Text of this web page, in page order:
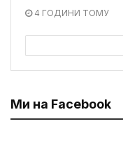
4 ГОДИНИ ТОМУ
Ми на Facebook